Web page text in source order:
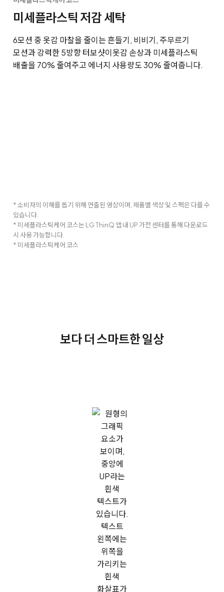
미세플라스틱 저감 세탁
6모션 중 옷감 마찰을 줄이는 흔들기, 비비기, 주무르기
모션과 강력한 5방향 터보샷이옷감 손상과 미세플라스틱
배출을 70% 줄여주고 에너지 사용량도 30% 줄여줍니다.
* 소비자의 이해를 돕기 위해 연출된 영상이며, 제품별 색상 및 스펙은 다를 수
있습니다.
* 미세플라스틱케어 코스는 LG ThinQ 앱 내 UP 가전 센터를 통해 다운로드
시 사용 가능합니다.
* 미세플라스틱케어 코스
보다 더 스마트한 일상